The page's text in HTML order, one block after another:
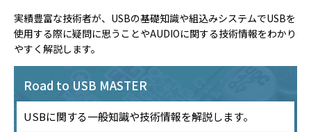
実績豊富な技術者が、USBの基礎知識や組込みシステムでUSBを
使用する際に疑問に思うことやAUDIOに関する技術情報をわかり
やすく解説します。
Road to USB MASTER
USBに関する一般知識や技術情報を解説します。